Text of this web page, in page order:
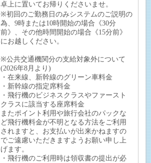
卓上に置いてお帰りくださいませ。
※初回のご勤務日のみシステムのご説明の
為、9時または10時開始の場合《30分
前》、その他時間開始の場合《15分前》
にお越しください。
※公共交通機関分の支給対象外について
(2026年8月より)
・在来線、新幹線のグリーン車料金
・新幹線の指定席料金
・飛行機のビジネスクラスやファースト
クラスに該当する座席料金
またポイント利用や旅行会社のパックな
ど飛行機料金が不明となる方法をご利用
されますと、お支払いが出来かねますの
でご遠慮いただきますようお願い申し上
げます。
・飛行機のご利用時は領収書の提出が必